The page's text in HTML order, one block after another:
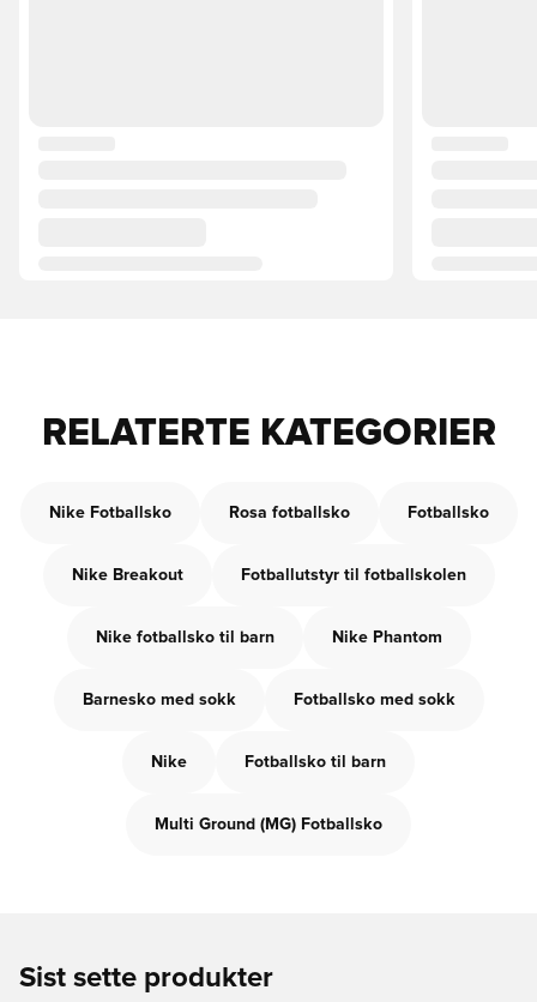
RELATERTE KATEGORIER
Nike Fotballsko Rosa fotballsko Fotballsko
Nike Breakout Fotballutstyr til fotballskolen
Nike fotballsko til barn Nike Phantom
Barnesko med sokk Fotballsko med sokk
Nike Fotballsko til barn
Multi Ground (MG) Fotballsko
Sist sette produkter